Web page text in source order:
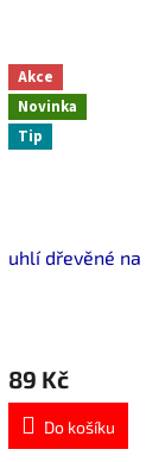
Akce
Novinka
Tip
uhlí dřevěné
produktu
je
5,0
z
89 Kč
Do košíku